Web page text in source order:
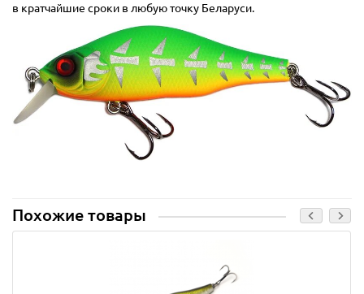
в кратчайшие сроки в любую точку Беларуси.
Похожие товары